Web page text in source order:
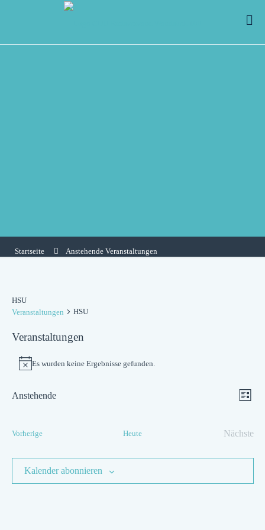
Startseite Anstehende Veranstaltungen
HSU
Veranstaltungen
HSU
Veranstaltungen
Hinweis
Es wurden keine Ergebnisse gefunden.
Liste
Anstehende
VorherigeVeranstaltungen Heute
Nächste
Kalender abonnieren